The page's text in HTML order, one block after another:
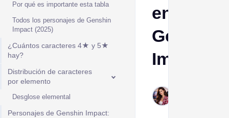
Por qué es importante esta tabla
Todos los personajes de Genshin
Impact (2025)
¿Cuántos caracteres 4★ y 5★
hay?
Distribución de caracteres
por elemento
Desglose elemental
Personajes de Genshin Impact:
en
Genshin
Impact?